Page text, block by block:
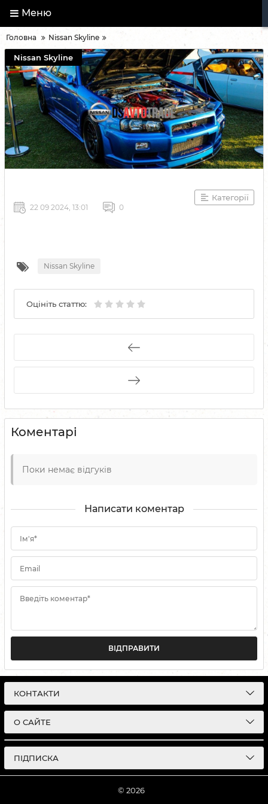
Меню
Головна Nissan Skyline
Nissan Skyline
Категорії
22 09 2024, 13:01 0
Nissan Skyline
Оцініть статтю:
Коментарі
Поки немає відгуків
Написати коментар
Ім'я*
Email
Введіть коментар*
ВІДПРАВИТИ
КОНТАКТИ
О САЙТЕ
ПІДПИСКА
© 2026